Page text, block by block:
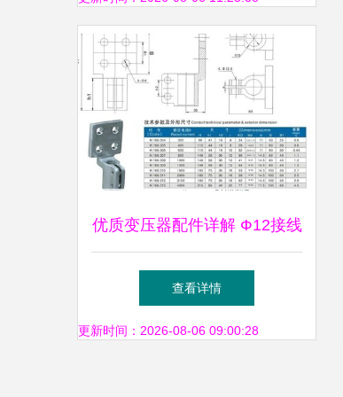
优质变压器配件详解 Ф12接线
端子、铲形接头与导电杆——
聚焦专注电力的永兴电器
查看详情
更新时间：2026-08-06 09:00:28